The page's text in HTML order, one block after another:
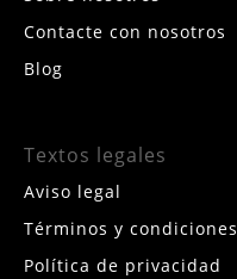
Contacte con nosotros
Blog
Textos legales
Aviso legal
Términos y condiciones
Política de privacidad